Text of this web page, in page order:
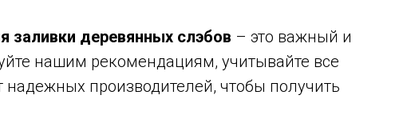
деревянных слэбов – это важный и
нашим рекомендациям, учитывайте все
производителей, чтобы получить